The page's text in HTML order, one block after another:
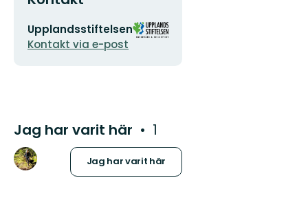
E-
postadress
Upplandsstiftelsen
Kontakt via e-post
Organisationens
logotyp
Jag har varit här 1
Jag har varit här